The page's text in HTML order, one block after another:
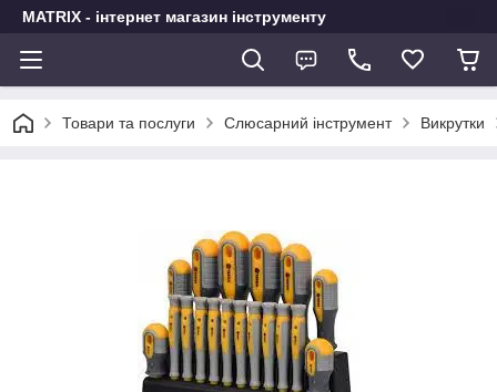
MATRIX - інтернет магазин інструменту
Товари та послуги Слюсарний інструмент Викрутки